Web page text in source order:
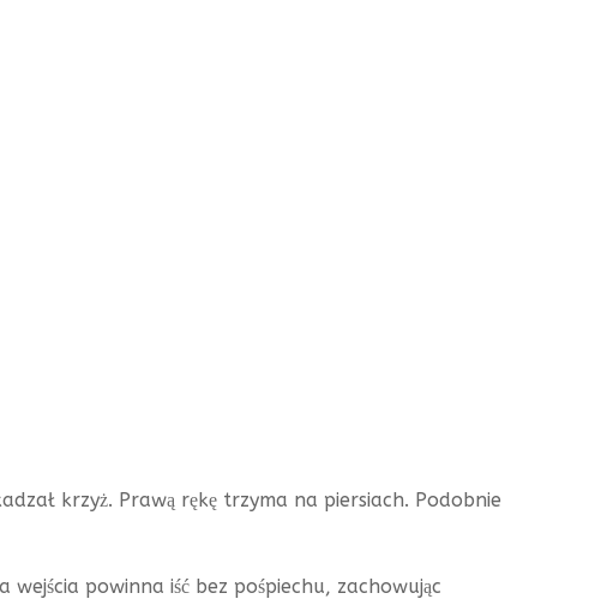
krzyż. Prawą rękę trzyma na piersiach. Podobnie
powinna iść bez pośpiechu, zachowując